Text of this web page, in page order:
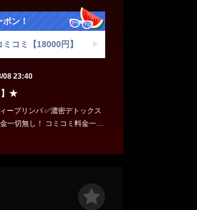
ン！
コミ【18000円】
08 23:40
】★
一切無し！ コミコミ料金一覧
です。 ※ご指名される場合は